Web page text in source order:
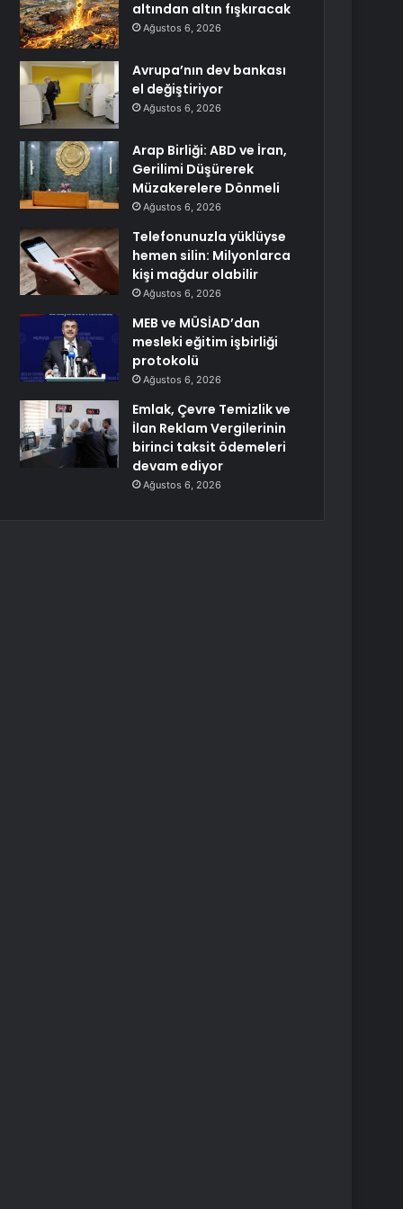
altından altın fışkıracak
Ağustos 6, 2026
Avrupa’nın dev bankası
el değiştiriyor
Ağustos 6, 2026
Arap Birliği: ABD ve İran,
Gerilimi Düşürerek
Müzakerelere Dönmeli
Ağustos 6, 2026
Telefonunuzla yüklüyse
hemen silin: Milyonlarca
kişi mağdur olabilir
Ağustos 6, 2026
MEB ve MÜSİAD’dan
mesleki eğitim işbirliği
protokolü
Ağustos 6, 2026
Emlak, Çevre Temizlik ve
İlan Reklam Vergilerinin
birinci taksit ödemeleri
devam ediyor
Ağustos 6, 2026